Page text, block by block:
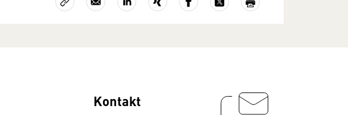
Kontakt